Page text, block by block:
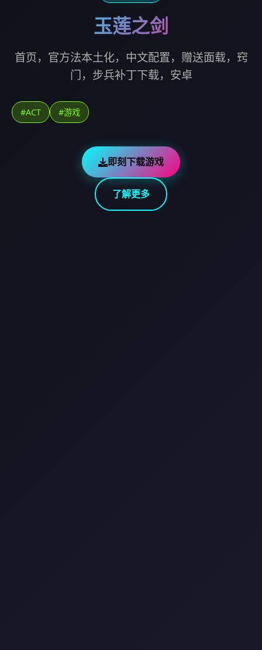
玉莲之剑
首页，官方法本土化，中文配置，赠送面载，窍
门，步兵补丁下载，安卓
#ACT #游戏
即刻下载游戏
了解更多